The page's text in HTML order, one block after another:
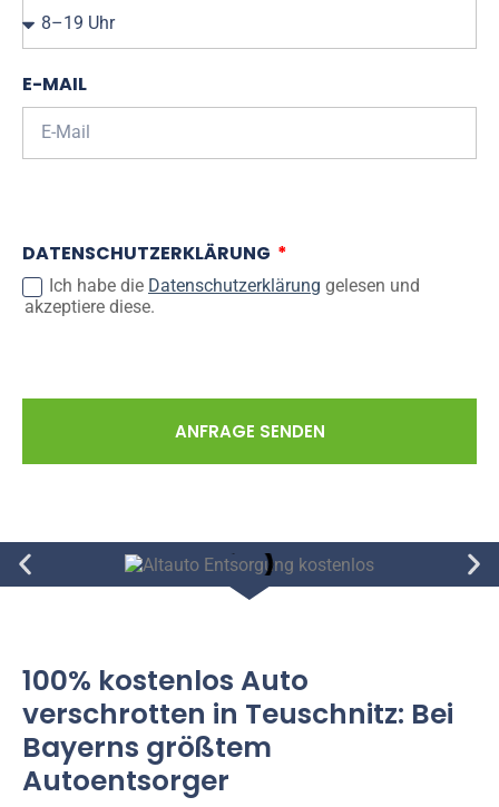
E-MAIL
DATENSCHUTZERKLÄRUNG
Ich habe die Datenschutzerklärung gelesen und
akzeptiere diese.
ANFRAGE SENDEN
100% kostenlos Auto
verschrotten in Teuschnitz: Bei
Bayerns größtem
Autoentsorger